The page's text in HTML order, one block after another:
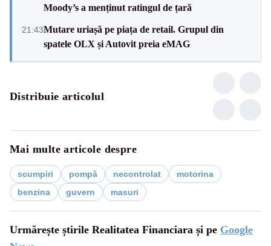
Moody’s a menținut ratingul de țară
21:43Mutare uriașă pe piața de retail. Grupul din
spatele OLX și Autovit preia eMAG
Distribuie articolul
Mai multe articole despre
scumpiri pompă necontrolat
motorina
benzina
guvern masuri
Urmărește știrile Realitatea Financiara și pe Google